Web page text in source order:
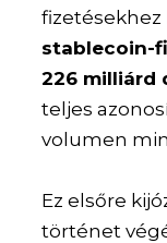
fizetésekhez
stablecoin-
226 milliárd
teljes
volumen
Ez elsőre
történet